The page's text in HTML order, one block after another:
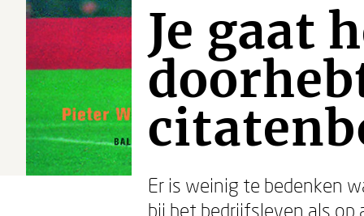
Je gaat
Er is weinig te bedenken
bij het bedrijfsleven als